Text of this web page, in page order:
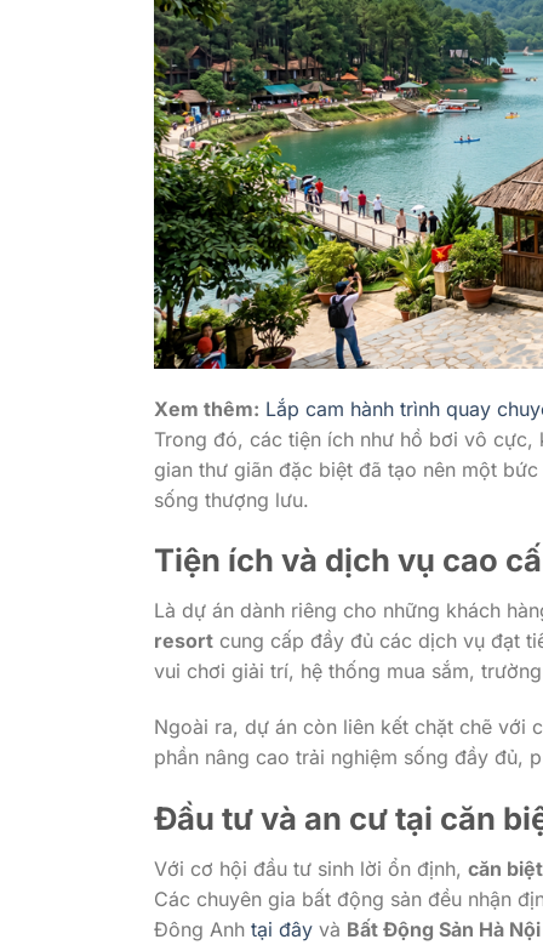
Xem thêm: Lắp cam hành trình quay
Trong đó, các tiện ích như hồ bơi vô
gian thư giãn đặc biệt đã tạo nên một
sống thượng lưu.
Tiện ích và dịch vụ cao
Là dự án dành riêng cho những khách
resort cung cấp đầy đủ các dịch vụ đạt
vui chơi giải trí, hệ thống mua sắm,
Ngoài ra, dự án còn liên kết chặt chẽ với
phần nâng cao trải nghiệm sống đầy đủ,
Đầu tư và an cư tại căn
Với cơ hội đầu tư sinh lời ổn định, căn
Các chuyên gia bất động sản đều nhận
Đông Anh tại đây và Bất Động Sản Hà Nội